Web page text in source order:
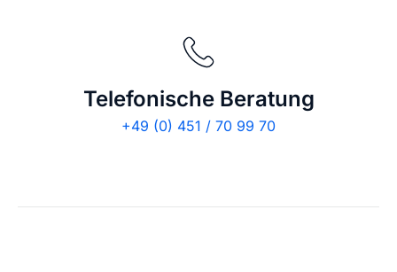
Telefonische Beratung
+49 (0) 451 / 70 99 70